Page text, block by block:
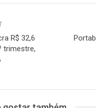
R$ 32,6
trimestre,